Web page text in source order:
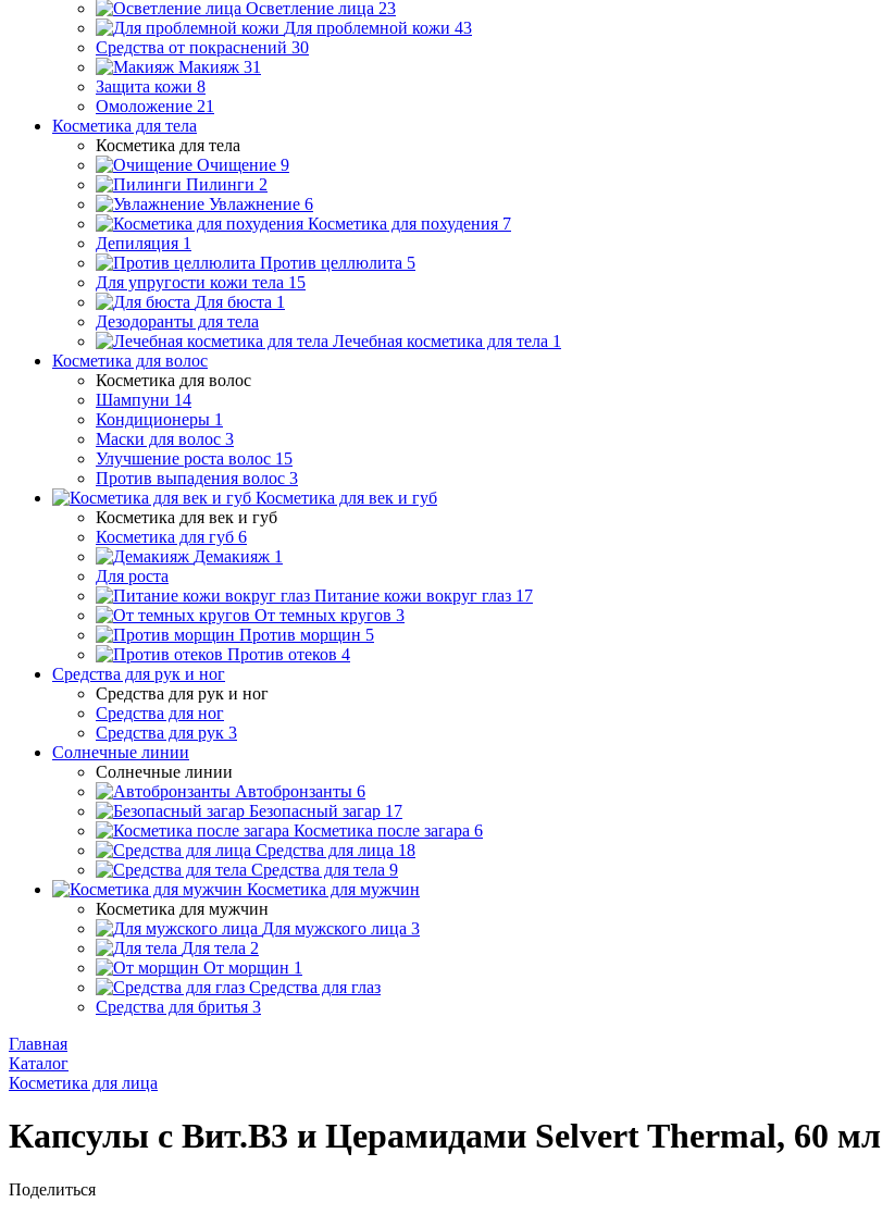
Осветление лица 23
Для проблемной кожи 43
Средства от покраснений 30
Макияж 31
Защита кожи 8
Омоложение 21
Косметика для тела
Косметика для тела
Очищение 9
Пилинги 2
Увлажнение 6
Косметика для похудения 7
Депиляция 1
Против целлюлита 5
Для упругости кожи тела 15
Для бюста 1
Дезодоранты для тела
Лечебная косметика для тела 1
Косметика для волос
Косметика для волос
Шампуни 14
Кондиционеры 1
Маски для волос 3
Улучшение роста волос 15
Против выпадения волос 3
Косметика для век и губ
Косметика для век и губ
Косметика для губ 6
Демакияж 1
Для роста
Питание кожи вокруг глаз 17
От темных кругов 3
Против морщин 5
Против отеков 4
Средства для рук и ног
Средства для рук и ног
Средства для ног
Средства для рук 3
Солнечные линии
Солнечные линии
Автобронзанты 6
Безопасный загар 17
Косметика после загара 6
Средства для лица 18
Средства для тела 9
Косметика для мужчин
Косметика для мужчин
Для мужского лица 3
Для тела 2
От морщин 1
Средства для глаз
Средства для бритья 3
Главная
Каталог
Косметика для лица
Капсулы с Вит.В3 и Церамидами Selvert Thermal, 60 мл
Поделиться